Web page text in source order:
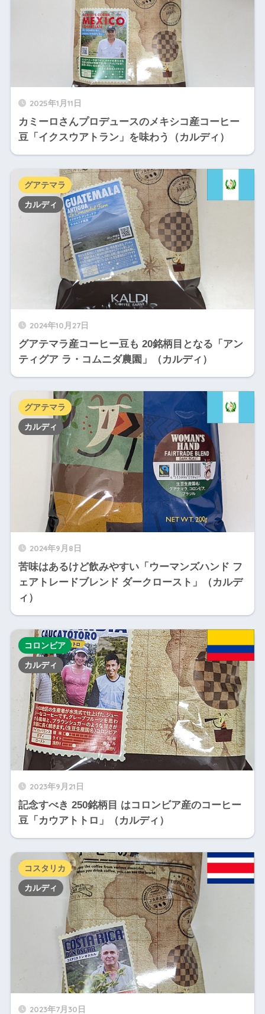
2025年1月11日
カミーロさんプロデュースのメキシコ産コーヒー
豆「イクスウアトラン」を味わう（カルディ）
2024年10月27日
グアテマラ産コーヒー豆も 20銘柄目となる「アン
ティグア ラ・コムニダ農園」（カルディ）
グアテマラ
カルディ
2024年9月8日
苦味はあるけど飲みやすい「ウーマンズハンド フ
ェアトレードブレンド ダークロースト」（カルデ
ィ）
グアテマラ
カルディ
2023年9月21日
記念すべき 250銘柄目 はコロンビア産のコーヒー
豆「カウアトトロ」（カルディ）
コロンビア
カルディ
2023年7月30日
コスタリカ
カルディ